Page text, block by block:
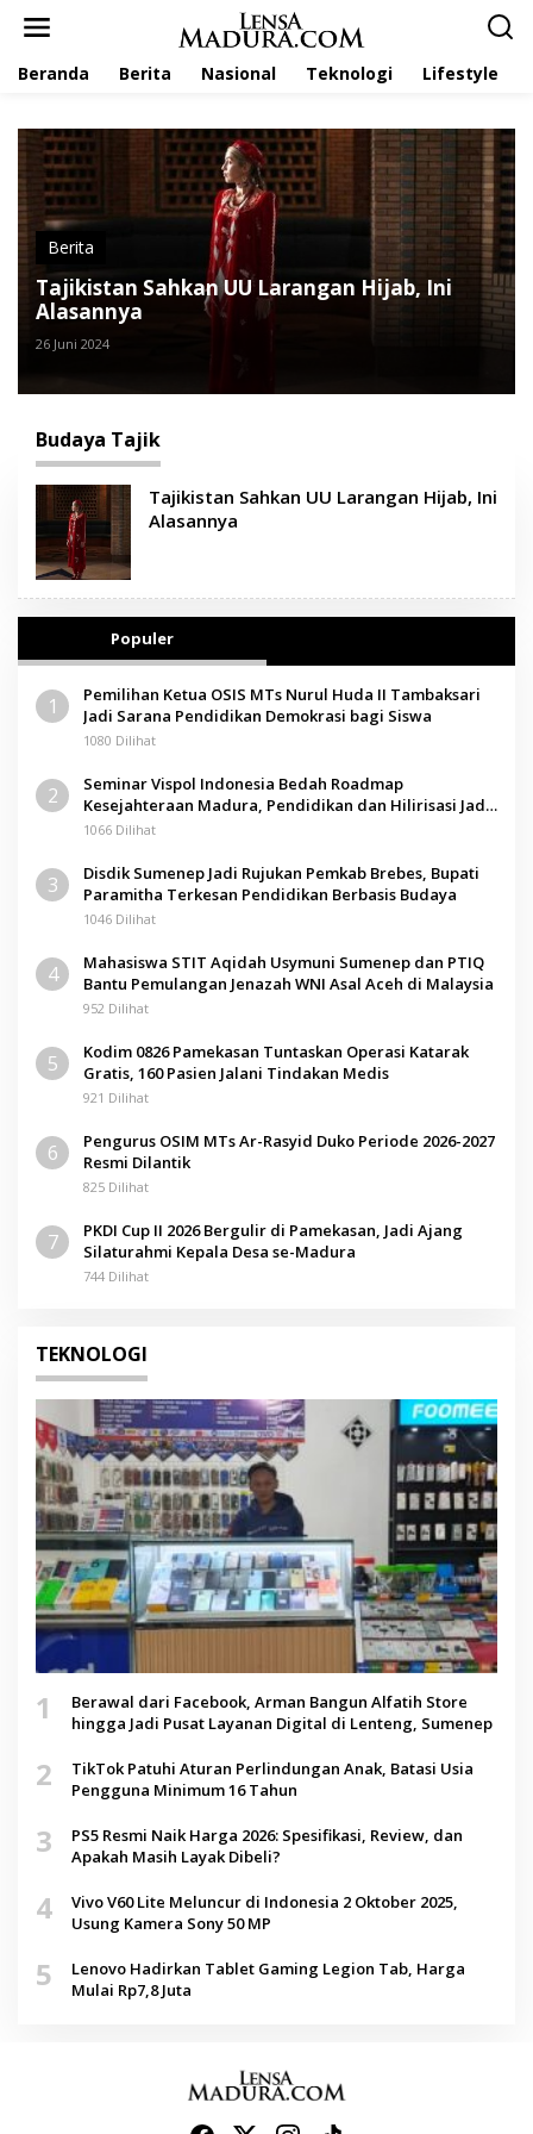
Beranda Berita Nasional Teknologi Lifestyle
Berita
Tajikistan Sahkan UU Larangan Hijab, Ini
Alasannya
26 Juni 2024
Budaya Tajik
Tajikistan Sahkan UU Larangan Hijab, Ini
Alasannya
Populer
1
Pemilihan Ketua OSIS MTs Nurul Huda II Tambaksari
Jadi Sarana Pendidikan Demokrasi bagi Siswa
1080 Dilihat
2
Seminar Vispol Indonesia Bedah Roadmap
Kesejahteraan Madura, Pendidikan dan Hilirisasi Jadi
Kunci
1066 Dilihat
3
Disdik Sumenep Jadi Rujukan Pemkab Brebes, Bupati
Paramitha Terkesan Pendidikan Berbasis Budaya
1046 Dilihat
4
Mahasiswa STIT Aqidah Usymuni Sumenep dan PTIQ
Bantu Pemulangan Jenazah WNI Asal Aceh di Malaysia
952 Dilihat
5
Kodim 0826 Pamekasan Tuntaskan Operasi Katarak
Gratis, 160 Pasien Jalani Tindakan Medis
921 Dilihat
6
Pengurus OSIM MTs Ar-Rasyid Duko Periode 2026-2027
Resmi Dilantik
825 Dilihat
7
PKDI Cup II 2026 Bergulir di Pamekasan, Jadi Ajang
Silaturahmi Kepala Desa se-Madura
744 Dilihat
TEKNOLOGI
1
Berawal dari Facebook, Arman Bangun Alfatih Store
hingga Jadi Pusat Layanan Digital di Lenteng, Sumenep
2
TikTok Patuhi Aturan Perlindungan Anak, Batasi Usia
Pengguna Minimum 16 Tahun
3
PS5 Resmi Naik Harga 2026: Spesifikasi, Review, dan
Apakah Masih Layak Dibeli?
4
Vivo V60 Lite Meluncur di Indonesia 2 Oktober 2025,
Usung Kamera Sony 50 MP
5
Lenovo Hadirkan Tablet Gaming Legion Tab, Harga
Mulai Rp7,8 Juta